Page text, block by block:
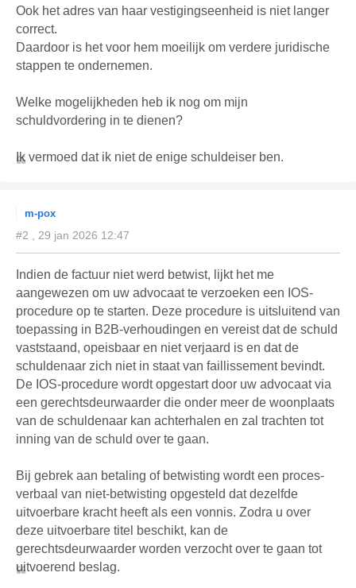
Ook het adres van haar vestigingseenheid is niet langer
correct.
Daardoor is het voor hem moeilijk om verdere juridische
stappen te ondernemen.
Welke mogelijkheden heb ik nog om mijn
schuldvordering in te dienen?
Ik vermoed dat ik niet de enige schuldeiser ben.
m-pox
#2 , 29 jan 2026 12:47
Indien de factuur niet werd betwist, lijkt het me
aangewezen om uw advocaat te verzoeken een IOS-
procedure op te starten. Deze procedure is uitsluitend van
toepassing in B2B-verhoudingen en vereist dat de schuld
vaststaand, opeisbaar en niet verjaard is en dat de
schuldenaar zich niet in staat van faillissement bevindt.
De IOS-procedure wordt opgestart door uw advocaat via
een gerechtsdeurwaarder die onder meer de woonplaats
van de schuldenaar kan achterhalen en zal trachten tot
inning van de schuld over te gaan.
Bij gebrek aan betaling of betwisting wordt een proces-
verbaal van niet-betwisting opgesteld dat dezelfde
uitvoerbare kracht heeft als een vonnis. Zodra u over
deze uitvoerbare titel beschikt, kan de
gerechtsdeurwaarder worden verzocht over te gaan tot
uitvoerend beslag.